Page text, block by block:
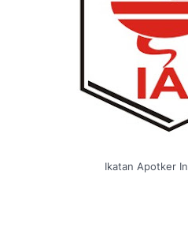
Ikatan Apotker